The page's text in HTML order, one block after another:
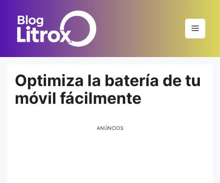
contenido
Menú
Optimiza la batería de tu
móvil fácilmente
ANÚNCIOS